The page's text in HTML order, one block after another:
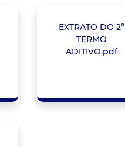
EXTRATO DO 2º
TERMO
ADITIVO.pdf